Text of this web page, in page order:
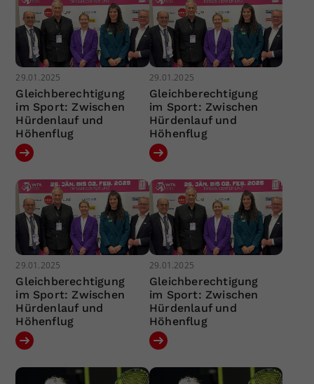
29.01.2025
Gleichberechtigung
im Sport: Zwischen
Hürdenlauf und
Höhenflug
29.01.2025
Gleichberechtigung
im Sport: Zwischen
Hürdenlauf und
Höhenflug
29.01.2025
Gleichberechtigung
im Sport: Zwischen
Hürdenlauf und
Höhenflug
29.01.2025
Gleichberechtigung
im Sport: Zwischen
Hürdenlauf und
Höhenflug